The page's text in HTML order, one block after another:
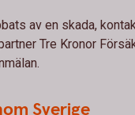
av en skada,
Tre Kronor
Sverige